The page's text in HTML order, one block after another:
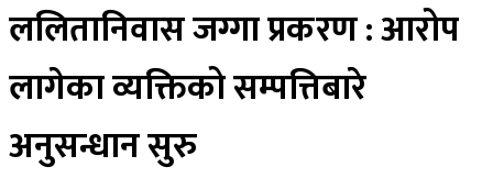
ललितानिवास जग्गा प्रकरण : आरोप
लागेका व्यक्तिको सम्पत्तिबारे
अनुसन्धान सुरु